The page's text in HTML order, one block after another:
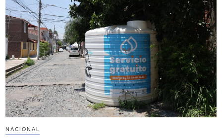
NACIONAL